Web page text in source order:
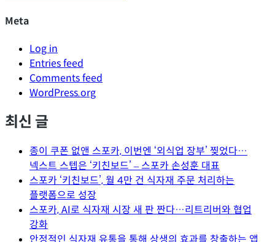
Meta
Log in
Entries feed
Comments feed
WordPress.org
최신 글
종이 쿠폰 없앤 스포카, 이번엔 ‘외식업 장부’ 찢었다…
넥스트 스텝은 ‘키친보드’ – 스포카 손성훈 대표
스포카 ‘키친보드’, 월 4만 건 식자재 주문 처리하는
플랫폼으로 성장
스포카, AI로 식자재 시장 새 판 짠다…리트리버와 협업
강화
안정적인 식자재 유통을 통해 상생의 효과를 창출하는 앱
Tech Blog
Design Toolkit